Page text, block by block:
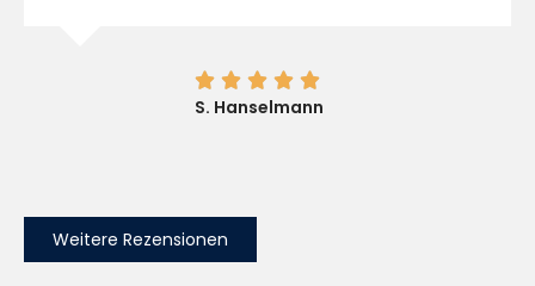
    
S. Hanselmann
Weitere Rezensionen